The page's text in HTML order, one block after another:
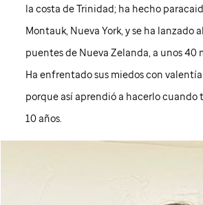
la costa de Trinidad; ha hecho
Montauk, Nueva York, y se ha lanzado
puentes de Nueva Zelanda, a unos 40
Ha enfrentado sus miedos con
porque así aprendió a hacerlo cuando
10 años.